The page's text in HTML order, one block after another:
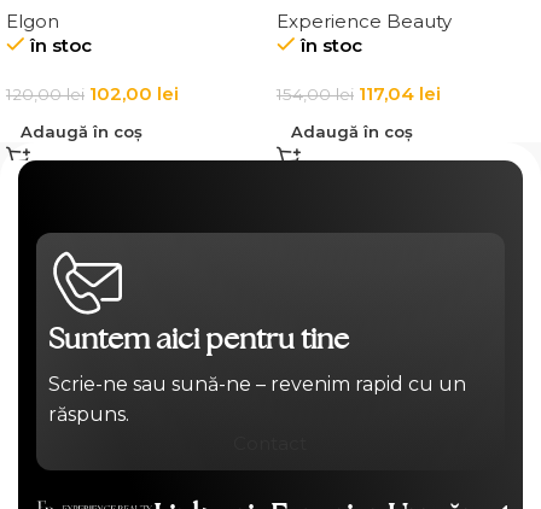
Slick Anti-Frizz Fluid
Elgon
în stoc
120,00lei 102,00 lei
Adaugă în coș
Elgon 20 Volumizing
Thickening Cream
Experience Beauty
în stoc
154,00lei 117,04 lei
Adaugă în coș
Suntem aici pentru tine
Scrie-ne sau sună-ne – revenim rapid cu un
răspuns.